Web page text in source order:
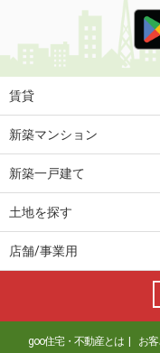
賃貸
新築マンション
新築一戸建て
土地を探す
店舗/事業用
goo住宅・不動産とは お